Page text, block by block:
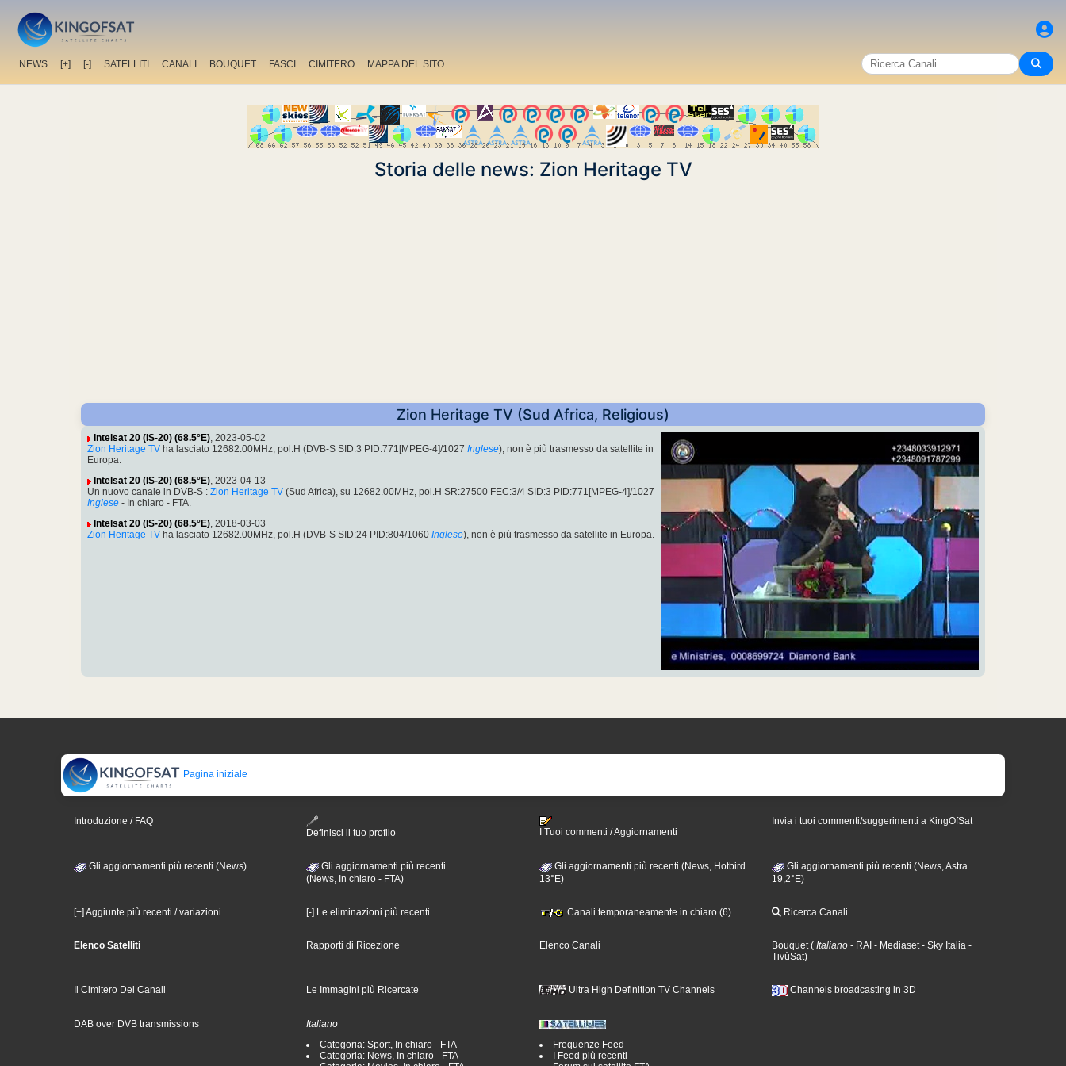
NEWS [+] [-] SATELLITI CANALI BOUQUET FASCI CIMITERO MAPPA DEL SITO
Storia delle news: Zion Heritage TV
Zion Heritage TV (Sud Africa, Religious)
Intelsat 20 (IS-20) (68.5°E), 2023-05-02
Zion Heritage TV ha lasciato 12682.00MHz, pol.H (DVB-S SID:3 PID:771[MPEG-4]/1027 Inglese), non è più trasmesso da satellite in
Europa.
Intelsat 20 (IS-20) (68.5°E), 2023-04-13
Un nuovo canale in DVB-S : Zion Heritage TV (Sud Africa), su 12682.00MHz, pol.H SR:27500 FEC:3/4 SID:3 PID:771[MPEG-4]/1027
Inglese - In chiaro - FTA.
Intelsat 20 (IS-20) (68.5°E), 2018-03-03
Zion Heritage TV ha lasciato 12682.00MHz, pol.H (DVB-S SID:24 PID:804/1060 Inglese), non è più trasmesso da satellite in Europa.
Pagina iniziale
Introduzione / FAQ
Definisci il tuo profilo
I Tuoi commenti / Aggiornamenti
Invia i tuoi commenti/suggerimenti a KingOfSat
Gli aggiornamenti più recenti (News)
Gli aggiornamenti più recenti
(News, In chiaro - FTA)
Gli aggiornamenti più recenti (News, Hotbird
13°E)
Gli aggiornamenti più recenti (News, Astra
19,2°E)
[+] Aggiunte più recenti / variazioni [-] Le eliminazioni più recenti Canali temporaneamente in chiaro (6) Ricerca Canali
Elenco Satelliti Rapporti di Ricezione Elenco Canali Bouquet( Italiano - RAI - Mediaset- Sky Italia -
TivùSat)
Il Cimitero Dei Canali Le Immagini più Ricercate Ultra High Definition TV Channels Channels broadcasting in 3D
DAB over DVB transmissions
Italiano
Categoria: Sport, In chiaro - FTA
Categoria: News, In chiaro - FTA
Frequenze Feed
I Feed più recenti